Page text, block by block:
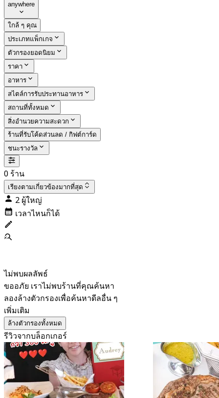
anywhere
ใกล้ ๆ คุณ
ประเภทแพ็กเกจ
ตัวกรองยอดนิยม
ราคา
อาหาร
สไตล์การรับประทานอาหาร
สถานที่ทั้งหมด
สิ่งอำนวยความสะดวก
ร้านที่รับโค้ดส่วนลด / กิฟต์การ์ด
ชนะรางวัล
0 ร้าน
เรียงตามเกี่ยวข้องมากที่สุด
2 ผู้ใหญ่
เวลาไหนก็ได้
ไม่พบผลลัพธ์
ขออภัย เราไม่พบร้านที่คุณค้นหา
ลองล้างตัวกรองเพื่อค้นหาดีลอื่น ๆ
เพิ่มเติม
ล้างตัวกรองทั้งหมด
รีวิวจากบล็อกเกอร์